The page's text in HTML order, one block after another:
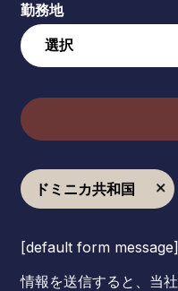
勤務地
ドミニカ共和国
[default form message]
情報を送信すると、当